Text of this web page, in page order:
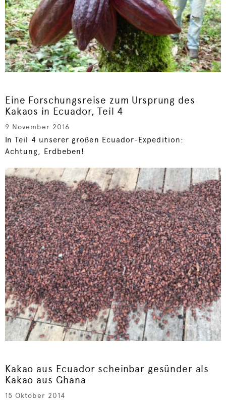
Eine Forschungsreise zum Ursprung des
Kakaos in Ecuador, Teil 4
9 November 2016
In Teil 4 unserer großen Ecuador-Expedition:
Achtung, Erdbeben!
Kakao aus Ecuador scheinbar gesünder als
Kakao aus Ghana
15 Oktober 2014